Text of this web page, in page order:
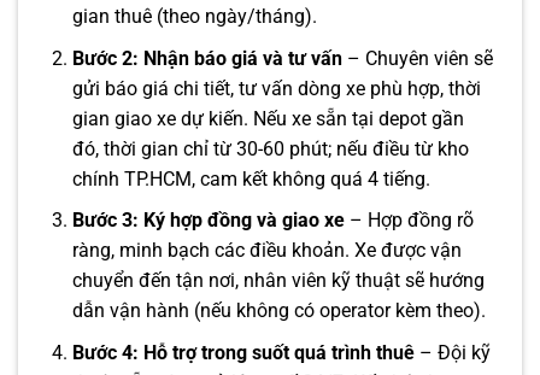
gian thuê (theo ngày/tháng).
Bước 2: Nhận báo giá và tư vấn– Chuyên viên sẽ
gửi báo giá chi tiết, tư vấn dòng xe phù hợp, thời
gian giao xe dự kiến. Nếu xe sẵn tại depot gần
đó, thời gian chỉ từ 30-60 phút; nếu điều từ kho
chính TP.HCM, cam kết không quá 4 tiếng.
Bước 3: Ký hợp đồng và giao xe– Hợp đồng rõ
ràng, minh bạch các điều khoản. Xe được vận
chuyển đến tận nơi, nhân viên kỹ thuật sẽ hướng
dẫn vận hành (nếu không có operator kèm theo).
Bước 4: Hỗ trợ trong suốt quá trình thuê– Đội kỹ